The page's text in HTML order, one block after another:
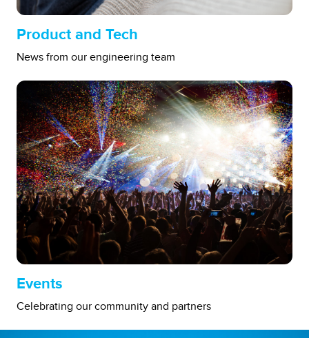
Product and Tech
News from our engineering team
Events
Celebrating our community and partners